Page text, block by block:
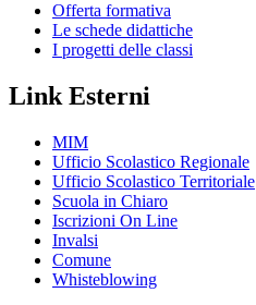
Offerta formativa
Le schede didattiche
I progetti delle classi
Link Esterni
MIM
Ufficio Scolastico Regionale
Ufficio Scolastico Territoriale
Scuola in Chiaro
Iscrizioni On Line
Invalsi
Comune
Whisteblowing